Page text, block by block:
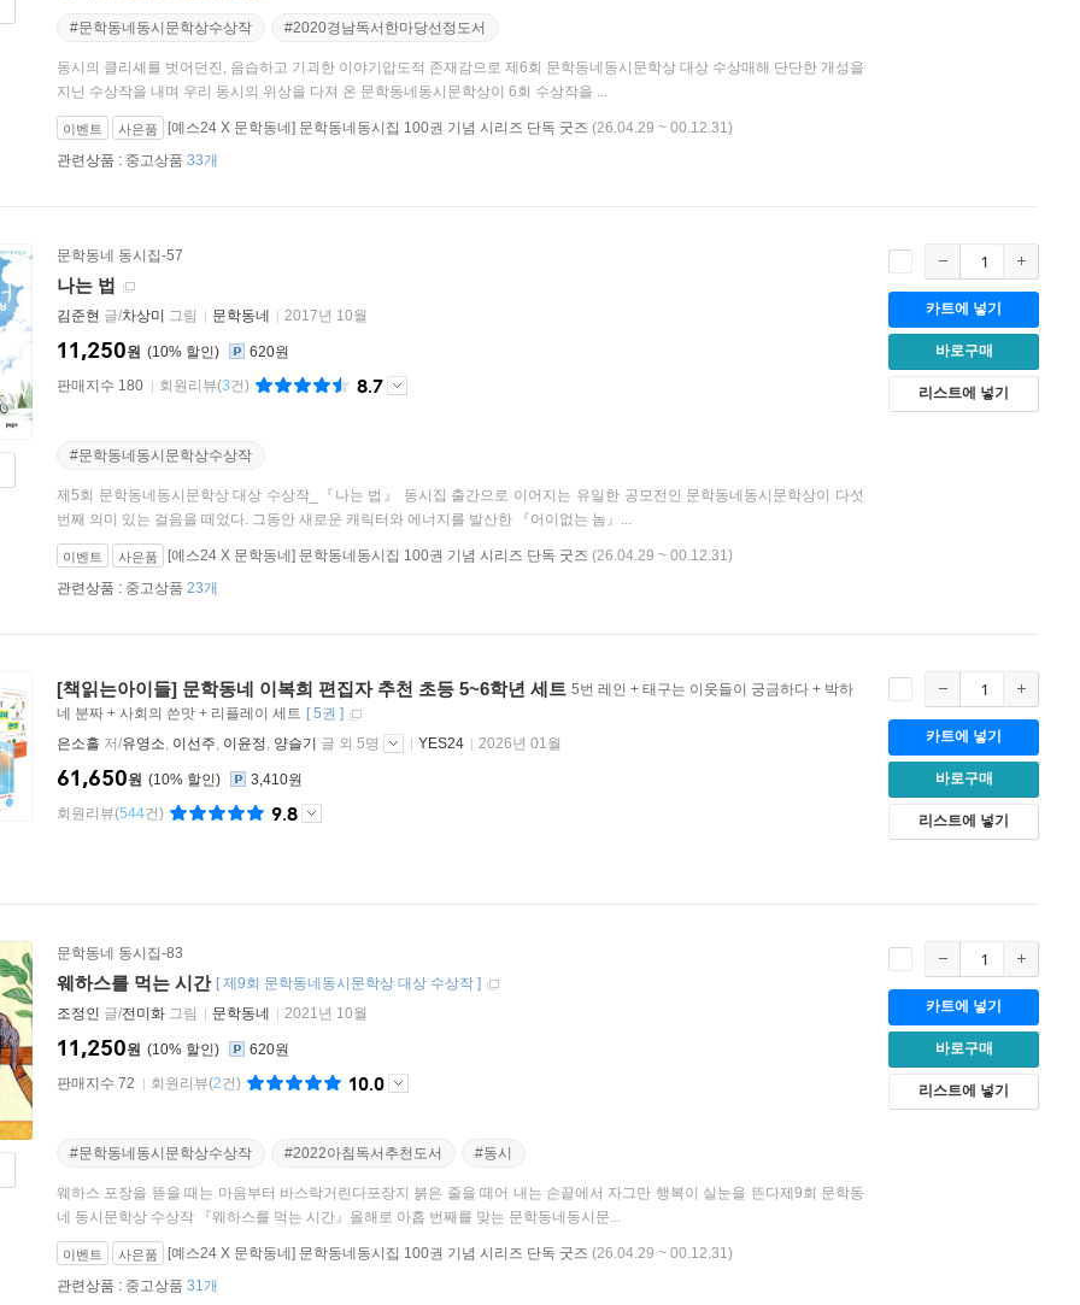
#문학동네동시문학상수상작 #2020경남독서한마당선정도서
동시의 클리셰를 벗어던진, 음습하고 기괴한 이야기압도적 존재감으로 제6회 문학동네동시문학상 대상 수상매해 단단한 개성을
지닌 수상작을 내며 우리 동시의 위상을 다져 온 문학동네동시문학상이 6회 수상작을 ...
이벤트 사은품 [예스24 X 문학동네] 문학동네동시집 100권 기념 시리즈 단독 굿즈 (26.04.29 ~ 00.12.31)
관련상품 : 중고상품 33개
문학동네 동시집-57
나는 법
김준현 글/차상미 그림 문학동네 2017년 10월
10%
11,250원
620원
판매지수 180
회원리뷰(3건) 8.7
#문학동네동시문학상수상작
제5회 문학동네동시문학상 대상 수상작_『나는 법』 동시집 출간으로 이어지는 유일한 공모전인 문학동네동시문학상이 다섯
번째 의미 있는 걸음을 떼었다. 그동안 새로운 캐릭터와 에너지를 발산한 『어이없는 놈』...
이벤트 사은품 [예스24 X 문학동네] 문학동네동시집 100권 기념 시리즈 단독 굿즈 (26.04.29 ~ 00.12.31)
관련상품 : 중고상품 23개
카트에 넣기
바로구매
리스트에 넣기
[책읽는아이들] 문학동네 이복희 편집자 추천 초등 5~6학년 세트 5번 레인 + 태구는 이웃들이 궁금하다 + 박하
네 분짜 + 사회의 쓴맛 + 리플레이 세트 [5권 ]
은소홀 저/유영소, 이선주, 이윤정, 양슬기 글 외 5명 YES24 2026년 01월
10%
61,650원
3,410원
회원리뷰(544건) 9.8
카트에 넣기
바로구매
리스트에 넣기
문학동네 동시집-83
웨하스를 먹는 시간 [제9회 문학동네동시문학상 대상 수상작 ]
조정인 글/전미화 그림 문학동네 2021년 10월
10%
11,250원
620원
판매지수 72
회원리뷰(2건) 10.0
#문학동네동시문학상수상작 #2022아침독서추천도서 #동시
웨하스 포장을 뜯을 때는 마음부터 바스락거린다포장지 붉은 줄을 떼어 내는 손끝에서 자그만 행복이 실눈을 뜬다제9회 문학동
네 동시문학상 수상작 『웨하스를 먹는 시간』올해로 아홉 번째를 맞는 문학동네동시문...
이벤트 사은품 [예스24 X 문학동네] 문학동네동시집 100권 기념 시리즈 단독 굿즈 (26.04.29 ~ 00.12.31)
관련상품 : 중고상품 31개
카트에 넣기
바로구매
리스트에 넣기